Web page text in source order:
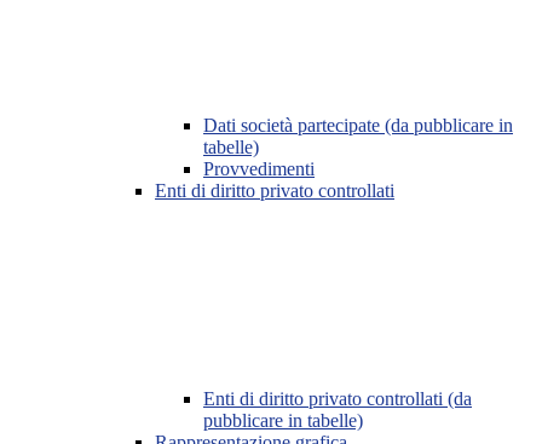
Dati società partecipate (da pubblicare in
tabelle)
Provvedimenti
Enti di diritto privato controllati
Enti di diritto privato controllati (da
pubblicare in tabelle)